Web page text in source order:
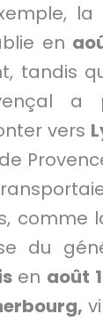
la
en
tandis
a
vers
comme
du
en août